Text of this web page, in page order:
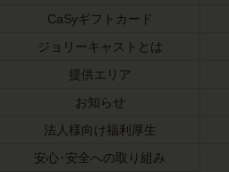
CaSyギフトカード
ジョリーキャストとは
提供エリア
お知らせ
法人様向け福利厚生
安心･安全への取り組み